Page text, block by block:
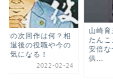
作の次回作は何？相
勇退後の役職や今の
も気になる！
2022-02-24
山崎育
たんこ
安倍
供...